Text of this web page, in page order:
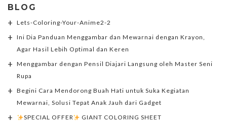
BLOG
Lets-Coloring-Your-Anime2-2
Ini Dia Panduan Menggambar dan Mewarnai dengan Krayon,
Agar Hasil Lebih Optimal dan Keren
Menggambar dengan Pensil Diajari Langsung oleh Master Seni
Rupa
Begini Cara Mendorong Buah Hati untuk Suka Kegiatan
Mewarnai, Solusi Tepat Anak Jauh dari Gadget
SPECIAL OFFER
GIANT COLORING SHEET